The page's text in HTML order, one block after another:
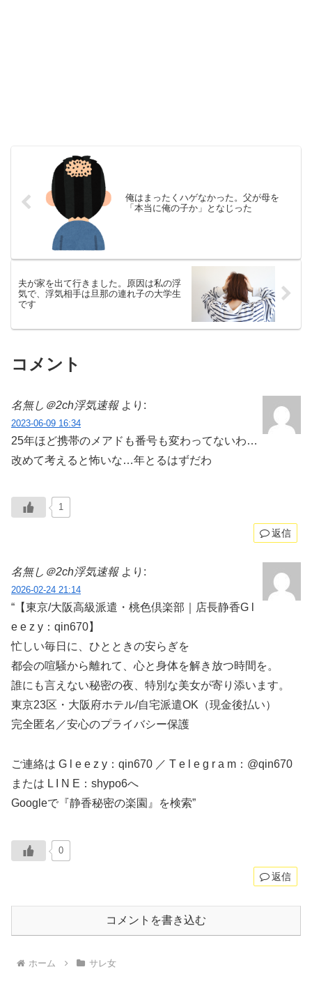
俺はまったくハゲなかった。父が母を
「本当に俺の子か」となじった
夫が家を出て行きました。原因は私の浮
気で、浮気相手は旦那の連れ子の大学生
です
コメント
名無し＠2ch浮気速報 より:
2023-06-09 16:34
25年ほど携帯のメアドも番号も変わってないわ…
改めて考えると怖いな…年とるはずだわ
1
返信
名無し＠2ch浮気速報 より:
2026-02-24 21:14
“【東京/大阪高級派遣・桃色倶楽部｜店長静香G l
e e z y：qin670】
忙しい毎日に、ひとときの安らぎを
都会の喧騒から離れて、心と身体を解き放つ時間を。
誰にも言えない秘密の夜、特別な美女が寄り添います。
東京23区・大阪府ホテル/自宅派遣OK（現金後払い）
完全匿名／安心のプライバシー保護
ご連絡は G l e e z y：qin670 ／ T e l e g r a m：@qin670
または L I N E：shypo6へ
Googleで『静香秘密の楽園』を検索”
0
返信
コメントを書き込む
ホーム サレ女